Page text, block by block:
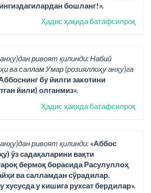
бошланг!».
Ҳадис ҳақида батафсилроқ
ривоят қилинди: Набий
ва саллам Умар (розияллоҳу анҳу)га
бу йилги закотини
йили) олганмиз».
Ҳадис ҳақида батафсилроқ
ривоят қилинди: «Аббос
ўз садақаларини вақти
бермоқ борасида Расулуллоҳ
ва салламдан сўрадилар.
хусусда у кишига рухсат бердилар».